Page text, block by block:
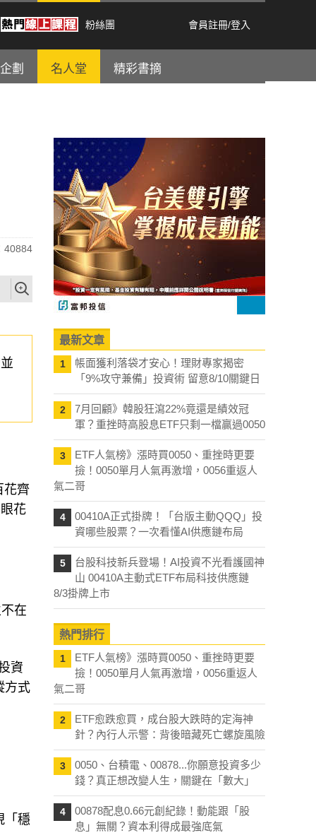
粉絲團 會員註冊/登入
劃 名人堂 精彩書摘
40884
花齊
花
在
資
方式
「穩
最新文章
1
帳面獲利落袋才安心！理財專家揭密
「9%攻守兼備」投資術 留意8/10關鍵日
2
7月回顧》韓股狂瀉22%竟還是績效冠
軍？重挫時高股息ETF只剩一檔贏過0050
3
ETF人氣榜》漲時買0050、重挫時更要
撿！0050單月人氣再激增，0056重返人
氣二哥
4
00410A正式掛牌！「台版主動QQQ」投
資哪些股票？一次看懂AI供應鏈布局
5
台股科技新兵登場！AI投資不光看護國神
山 00410A主動式ETF布局科技供應鏈
8/3掛牌上市
熱門排行
1
ETF人氣榜》漲時買0050、重挫時更要
撿！0050單月人氣再激增，0056重返人
氣二哥
2
ETF愈跌愈買，成台股大跌時的定海神
針？內行人示警：背後暗藏死亡螺旋風險
3
0050、台積電、00878...你願意投資多少
錢？真正想改變人生，關鍵在「數大」
4
00878配息0.66元創紀錄！動能跟「股
息」無關？資本利得成最強底氣